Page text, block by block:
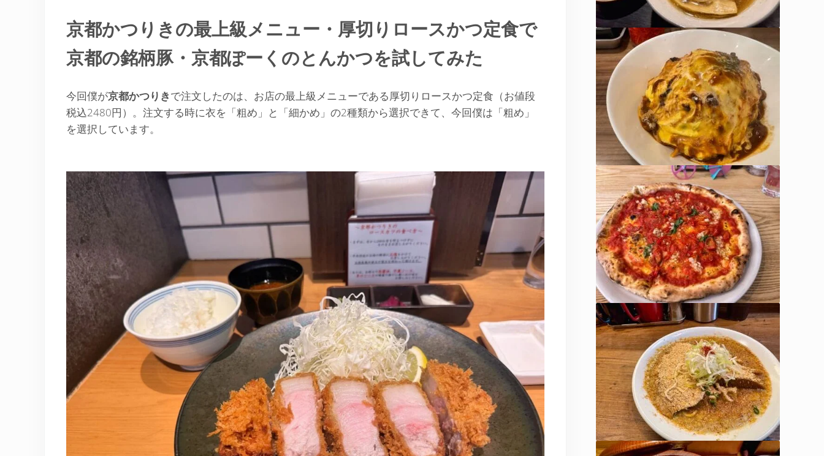
京都かつりきの最上級メニュー・厚切りロースかつ定食で
京都の銘柄豚・京都ぽーくのとんかつを試してみた
今回僕が京都かつりきで注文したのは、お店の最上級メニューである厚切りロースかつ定食（お値段
税込2480円）。注文する時に衣を「粗め」と「細かめ」の2種類から選択できて、今回僕は「粗め」
を選択しています。